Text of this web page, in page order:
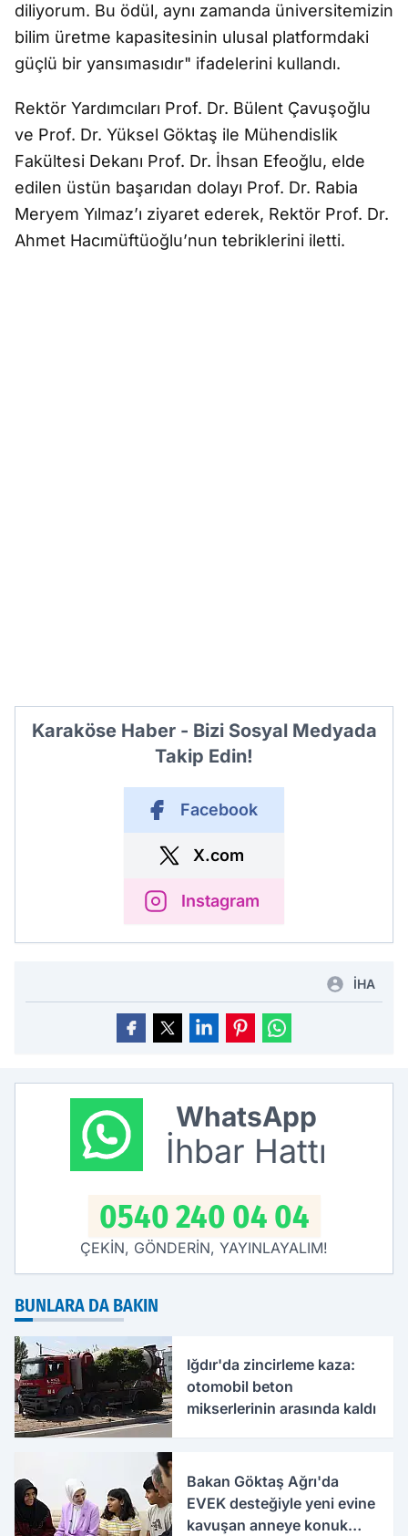
diliyorum. Bu ödül, aynı zamanda üniversitemizin
bilim üretme kapasitesinin ulusal platformdaki
güçlü bir yansımasıdır" ifadelerini kullandı.
Rektör Yardımcıları Prof. Dr. Bülent Çavuşoğlu
ve Prof. Dr. Yüksel Göktaş ile Mühendislik
Fakültesi Dekanı Prof. Dr. İhsan Efeoğlu, elde
edilen üstün başarıdan dolayı Prof. Dr. Rabia
Meryem Yılmaz’ı ziyaret ederek, Rektör Prof. Dr.
Ahmet Hacımüftüoğlu’nun tebriklerini iletti.
Karaköse Haber - Bizi Sosyal Medyada
Takip Edin!
Facebook
X.com
Instagram
İHA
WhatsApp
İhbar Hattı
0540 240 04 04
ÇEKİN, GÖNDERİN, YAYINLAYALIM!
BUNLARA DA BAKIN
Iğdır'da zincirleme kaza:
otomobil beton
mikserlerinin arasında kaldı
Bakan Göktaş Ağrı'da
EVEK desteğiyle yeni evine
kavuşan anneye konuk